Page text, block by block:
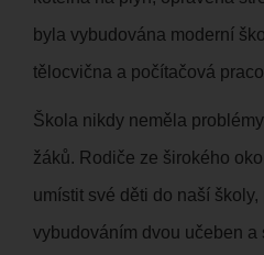
byla vybudována moderní
tělocvična a počítačová
Škola nikdy neměla
žáků. Rodiče ze širokého
umístit své děti do naší
vybudováním dvou učeben a